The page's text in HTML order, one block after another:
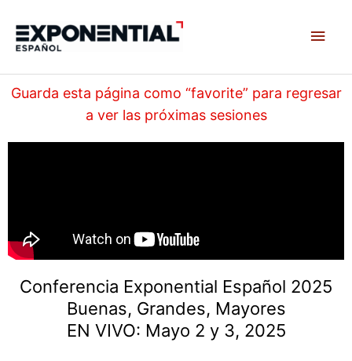
content
Main
Guarda esta página como “favorite” para regresar
a ver las próximas sesiones
Conferencia Exponential Español 2025
Buenas, Grandes, Mayores
EN VIVO: Mayo 2 y 3, 2025